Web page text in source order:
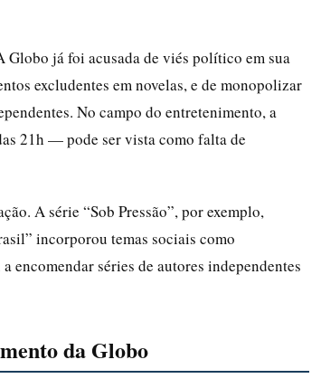
já foi acusada de viés político em sua
excludentes em novelas, e de monopolizar
No campo do entretenimento, a
21h — pode ser vista como falta de
A série “Sob Pressão”, por exemplo,
incorporou temas sociais como
séries de autores independentes
da Globo